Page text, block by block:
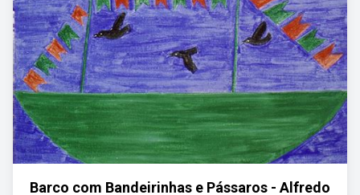
Barco com Bandeirinhas e Pássaros - Alfredo